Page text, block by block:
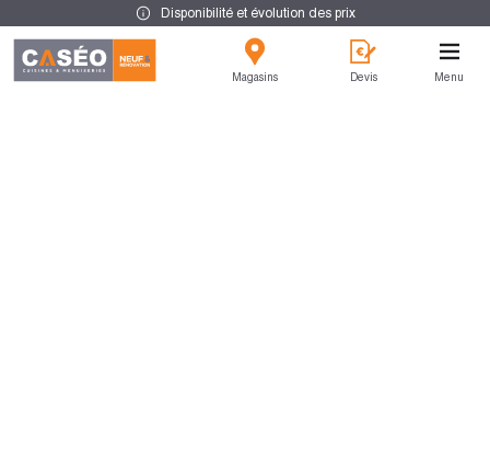
Disponibilité et évolution des prix
Magasins Devis Menu